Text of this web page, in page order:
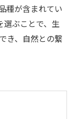
種が含まれてい
ぶことで、生
き、自然との繋